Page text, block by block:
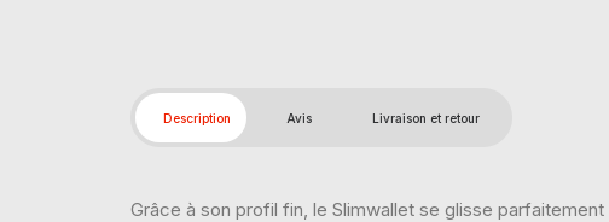
Description Avis Livraison et retour
Grâce à son profil fin, le Slimwallet se glisse